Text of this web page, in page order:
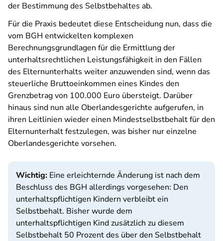
der Bestimmung des Selbstbehaltes ab.
Für die Praxis bedeutet diese Entscheidung nun, dass die
vom BGH entwickelten komplexen
Berechnungsgrundlagen für die Ermittlung der
unterhaltsrechtlichen Leistungsfähigkeit in den Fällen
des Elternunterhalts weiter anzuwenden sind, wenn das
steuerliche Bruttoeinkommen eines Kindes den
Grenzbetrag von 100.000 Euro übersteigt. Darüber
hinaus sind nun alle Oberlandesgerichte aufgerufen, in
ihren Leitlinien wieder einen Mindestselbstbehalt für den
Elternunterhalt festzulegen, was bisher nur einzelne
Oberlandesgerichte vorsehen.
Wichtig: Eine erleichternde Änderung ist nach dem
Beschluss des BGH allerdings vorgesehen: Den
unterhaltspflichtigen Kindern verbleibt ein
Selbstbehalt. Bisher wurde dem
unterhaltspflichtigen Kind zusätzlich zu diesem
Selbstbehalt 50 Prozent des über den Selbstbehalt